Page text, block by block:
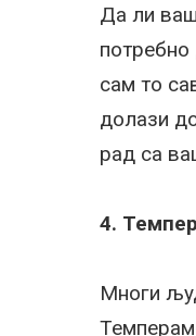
Да ли
сам то
долази
рад са
4.
Многи